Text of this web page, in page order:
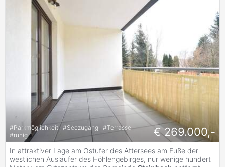
#Parkmöglichkeit #Seezugang #Terrasse
#ruhig € 269.000,-
In attraktiver Lage am Ostufer des Attersees am Fuße der
westlichen Ausläufer des Höhlengebirges, nur wenige hundert